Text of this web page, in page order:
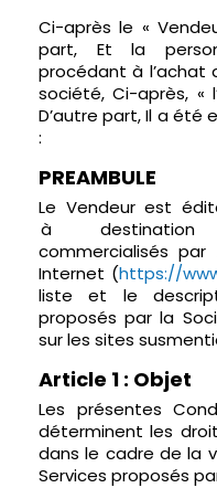
Ci-après le «
part, Et la
procédant à l’achat
société, Ci-après, «
D’autre part, Il a été
:
PREAMBULE
Le Vendeur est
à destination
commercialisés par
Internet (https://
liste et le
proposés par la
sur les sites
Article 1 : Objet
Les présentes
déterminent les
dans le cadre de la
Services proposés